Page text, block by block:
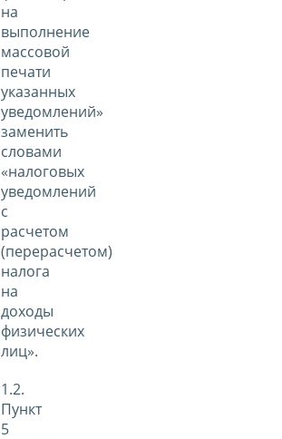
на
выполнение
массовой
печати
указанных
уведомлений»
заменить
словами
«налоговых
уведомлений
с
расчетом
(перерасчетом)
налога
на
доходы
физических
лиц».
1.2.
Пункт
5